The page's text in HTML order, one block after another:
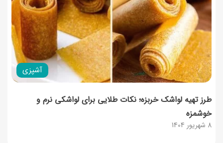
آشپزی
8 شهریور 1404
طرز تهیه لواشک خربزه؛ نکات طلایی برای لواشکی نرم و
خوشمزه